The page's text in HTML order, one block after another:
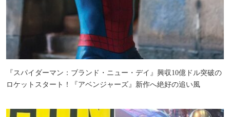
『スパイダーマン：ブランド・ニュー・デイ』興収10億ドル突破の
ロケットスタート！『アベンジャーズ』新作へ絶好の追い風